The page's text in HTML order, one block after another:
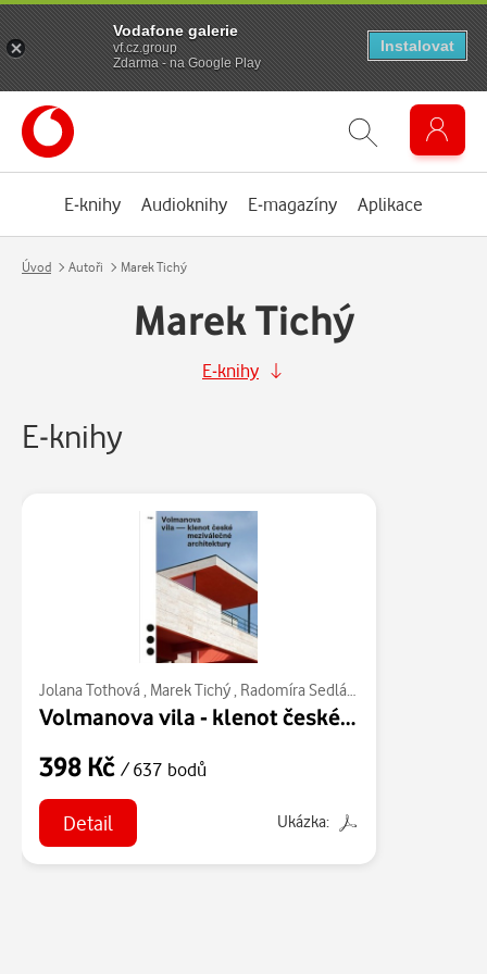
E-knihy Audioknihy E-magazíny Aplikace
Úvod Autoři Marek Tichý
Marek Tichý
E-knihy
E-knihy
Jolana Tothová , Marek Tichý, Radomíra Sedláková
Volmanova vila - klenot české meziválečné architektury
398 Kč / 637 bodů
Detail Ukázka:
Vodafone galerie
vf.cz.group
Zdarma - na Google Play
Instalovat